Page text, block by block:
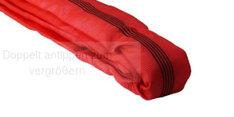
Doppelt antippen zum
vergrößern